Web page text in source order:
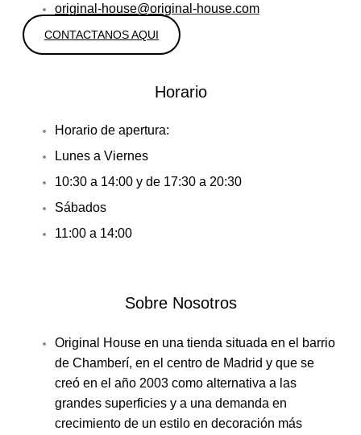
original-house@original-house.com
CONTACTANOS AQUI
Horario
Horario de apertura:
Lunes a Viernes
10:30 a 14:00 y de 17:30 a 20:30
Sábados
11:00 a 14:00
Sobre Nosotros
Original House en una tienda situada en el barrio
de Chamberí, en el centro de Madrid y que se
creó en el año 2003 como alternativa a las
grandes superficies y a una demanda en
crecimiento de un estilo en decoración más